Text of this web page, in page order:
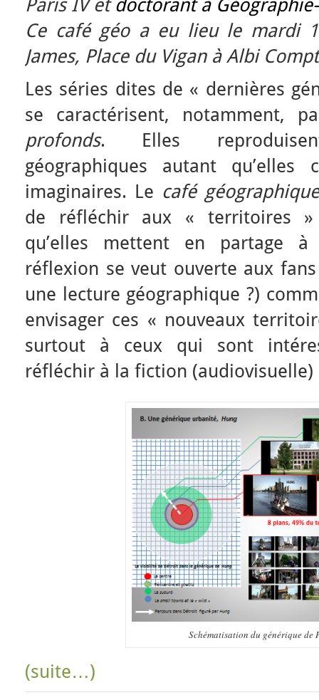
Paris IV et doctorant à
Ce café géo a eu lieu le mardi
James, Place du Vigan à Albi
Les séries dites de « dernières
se caractérisent, notamment,
profonds. Elles
géographiques autant qu’elles
imaginaires. Le café géographique
de réfléchir aux « territoires »
qu’elles mettent en partage à
réflexion se veut ouverte aux
une lecture géographique ?)
envisager ces « nouveaux
surtout à ceux qui sont
réfléchir à la fiction (audiovisuelle)
Schématisation du générique de
(suite…)